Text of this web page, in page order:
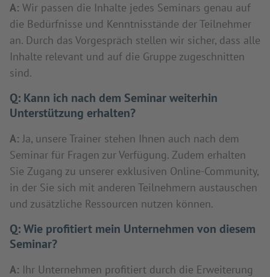
A: Wir passen die Inhalte jedes Seminars genau auf
die Bedürfnisse und Kenntnisstände der Teilnehmer
an. Durch das Vorgespräch stellen wir sicher, dass alle
Inhalte relevant und auf die Gruppe zugeschnitten
sind.
Q: Kann ich nach dem Seminar weiterhin
Unterstützung erhalten?
A: Ja, unsere Trainer stehen Ihnen auch nach dem
Seminar für Fragen zur Verfügung. Zudem erhalten
Sie Zugang zu unserer exklusiven Online-Community,
in der Sie sich mit anderen Teilnehmern austauschen
und zusätzliche Ressourcen nutzen können.
Q:Wie profitiert mein Unternehmen von diesem
Seminar?
A: Ihr Unternehmen profitiert durch die Erweiterung